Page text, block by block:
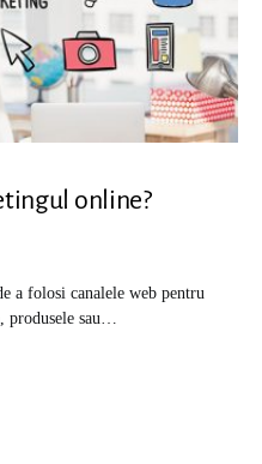
online?
a folosi canalele web pentru
produsele sau…